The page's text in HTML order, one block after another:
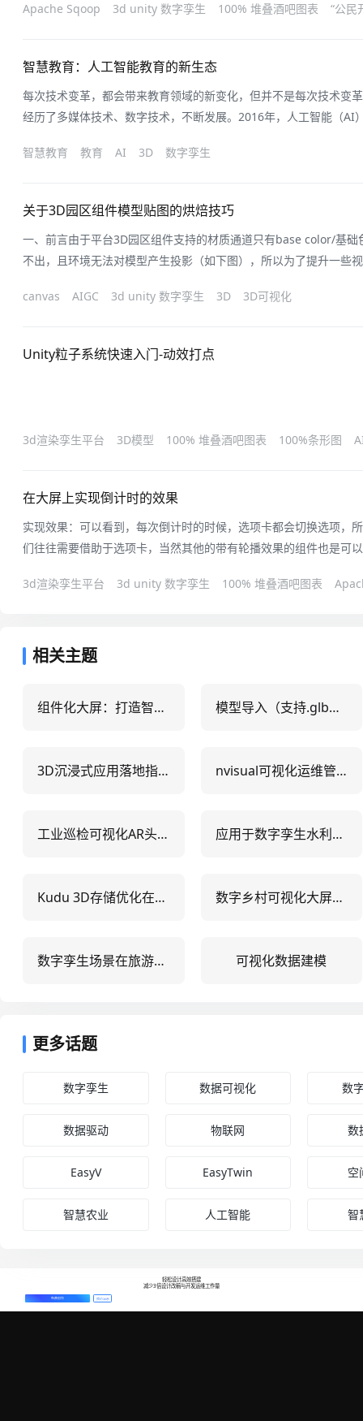
路：1、准备一个万用图组件，用于接受选项卡传过来的数据。再
Apache Sqoop 3d unity 数字孪生 100% 堆叠酒吧图表 “公民
智慧教育：人工智能教育的新生态
每次技术变革，都会带来教育领域的新变化，但并不是每次技术变
经历了多媒体技术、数字技术，不断发展。2016年，人工智能（AI
成：由智能教育转向智慧教育，这是教育信息化发展的最高级阶段
智慧教育 教育 AI 3D 数字孪生
关于3D园区组件模型贴图的烘焙技巧
一、前言由于平台3D园区组件支持的材质通道只有base color/基
不出，且环境无法对模型产生投影（如下图），所以为了提升一些
的准备（1）模型UV要烘焙贴图，首先要有一个正确的UV，模型简
canvas AIGC 3d unity 数字孪生 3D 3D可视化
Unity粒子系统快速入门-动效打点
3d渲染孪生平台 3D模型 100% 堆叠酒吧图表 100%条形图
在大屏上实现倒计时的效果
实现效果：可以看到，每次倒计时的时候，选项卡都会切换选项，
们往往需要借助于选项卡，当然其他的带有轮播效果的组件也是可
回调，将s发出来。3.创建一个标题组件，修改默认数据为60或其
3d渲染孪生平台 3d unity 数字孪生 100% 堆叠酒吧图表
相关主题
组件化大屏：打造智能化时代的数据展示利器 模型导入（支持.glb格式）：5步实现轻量3D模型零门槛接入
3D沉浸式应用落地指南：5大行业实战案例与技术选型避坑清单 nvisual可视化运维管理
工业巡检可视化AR头盔 应用于数字孪生水利工程的数据中台
Kudu 3D存储优化在大规模数据可视化中的市场趋势与挑战 数字乡村可视化大屏都展示哪些内容
数字孪生场景在旅游管理中的应用 可视化数据建模
更多话题
数字孪生 数据可视化 数
数据驱动 物联网 数
EasyV EasyTwin 空
智慧农业 人工智能 智
轻松设计高效搭建
减少3倍设计改稿与开发运维工作量
免费创作 预约演示